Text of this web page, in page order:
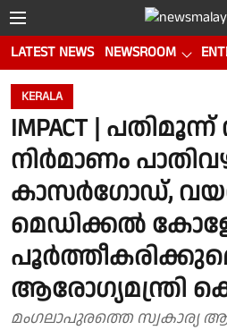
LATEST NEWS NEWSROOM
KERALA
IMPACT |
നിർമാണം
കാസർഗോഡ്,
മെഡിക്കൽ
ആരോഗ്യമന്ത്രി
മംഗലാപുരത്തെ സ്വകാര്യ